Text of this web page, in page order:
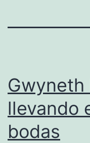
Gwyneth
llevando
bodas